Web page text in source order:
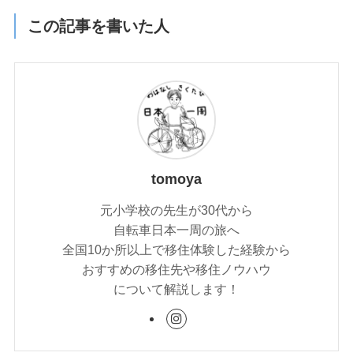
この記事を書いた人
tomoya
元小学校の先生が30代から
自転車日本一周の旅へ
全国10か所以上で移住体験した経験から
おすすめの移住先や移住ノウハウ
について解説します！